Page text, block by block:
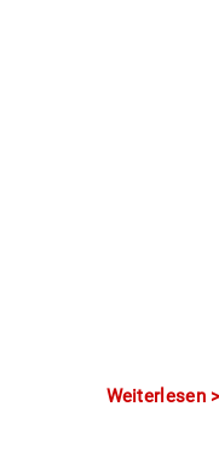
Weiterlesen